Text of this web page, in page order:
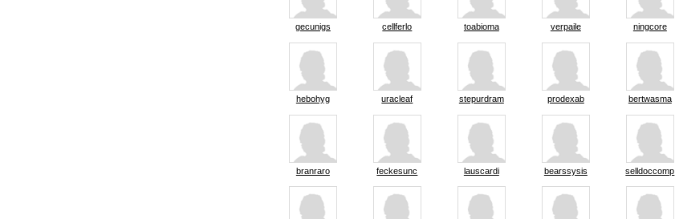
gecunigs cellferlo toabioma verpaile ningcore
hebohyg uracleaf stepurdram prodexab bertwasma
branraro feckesunc lauscardi bearssysis selldoccomp